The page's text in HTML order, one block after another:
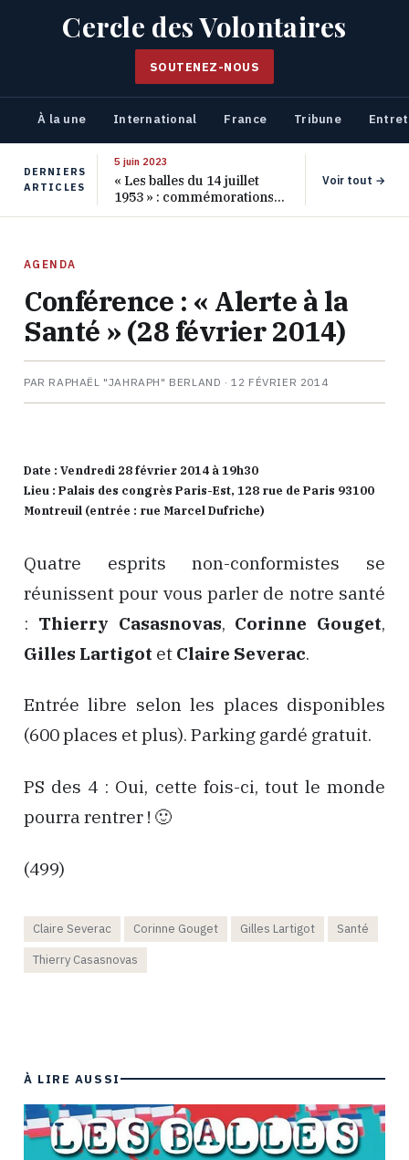
Cercle des Volontaires
SOUTENEZ-NOUS
À la une International France Tribune
DERNIERS
ARTICLES
5 juin 2023
« Les balles du 14 juillet
1953 » : commémorations
pour les 70 ans de ce
Voir tout →
AGENDA
Conférence : « Alerte à la
Santé » (28 février 2014)
PAR RAPHAËL "JAHRAPH" BERLAND ·12 FÉVRIER 2014
Date : Vendredi 28 février 2014 à 19h30
Lieu : Palais des congrès Paris-Est, 128 rue de Paris 93100
Montreuil (entrée : rue Marcel Dufriche)
Quatre esprits non-conformistes se
réunissent pour vous parler de notre santé
: Thierry Casasnovas, Corinne Gouget,
Gilles Lartigot et Claire Severac.
Entrée libre selon les places disponibles
(600 places et plus). Parking gardé gratuit.
PS des 4 : Oui, cette fois-ci, tout le monde
pourra rentrer ! 🙂
(499)
Claire Severac Corinne Gouget Gilles Lartigot
Santé
Thierry Casasnovas
À LIRE AUSSI